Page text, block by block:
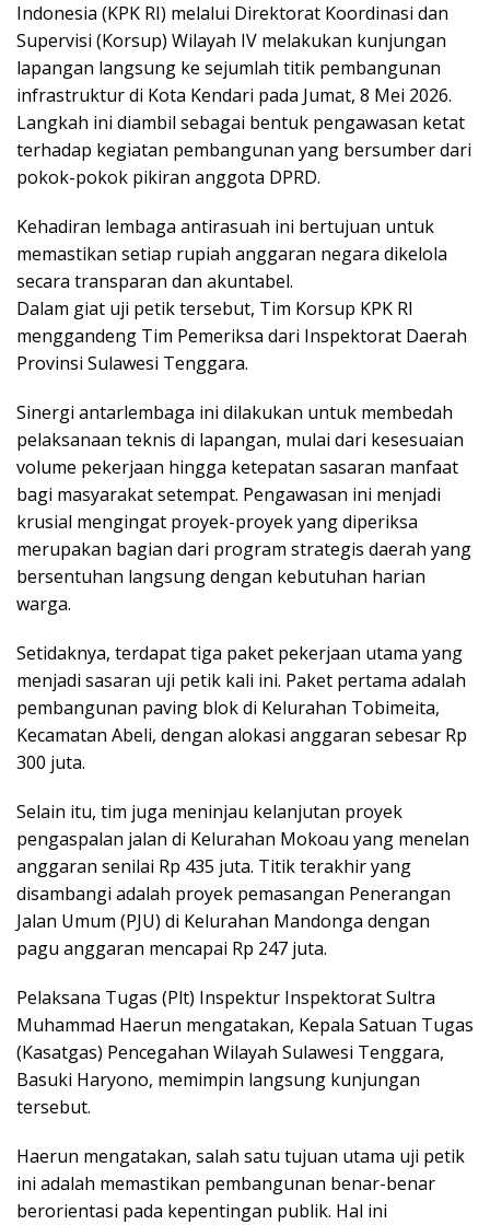
Indonesia (KPK RI) melalui Direktorat Koordinasi dan
Supervisi (Korsup) Wilayah IV melakukan kunjungan
lapangan langsung ke sejumlah titik pembangunan
infrastruktur di Kota Kendari pada Jumat, 8 Mei 2026.
Langkah ini diambil sebagai bentuk pengawasan ketat
terhadap kegiatan pembangunan yang bersumber dari
pokok-pokok pikiran anggota DPRD.
Kehadiran lembaga antirasuah ini bertujuan untuk
memastikan setiap rupiah anggaran negara dikelola
secara transparan dan akuntabel.
​Dalam giat uji petik tersebut, Tim Korsup KPK RI
menggandeng Tim Pemeriksa dari Inspektorat Daerah
Provinsi Sulawesi Tenggara.
Sinergi antarlembaga ini dilakukan untuk membedah
pelaksanaan teknis di lapangan, mulai dari kesesuaian
volume pekerjaan hingga ketepatan sasaran manfaat
bagi masyarakat setempat. Pengawasan ini menjadi
krusial mengingat proyek-proyek yang diperiksa
merupakan bagian dari program strategis daerah yang
bersentuhan langsung dengan kebutuhan harian
warga.
​Setidaknya, terdapat tiga paket pekerjaan utama yang
menjadi sasaran uji petik kali ini. Paket pertama adalah
pembangunan paving blok di Kelurahan Tobimeita,
Kecamatan Abeli, dengan alokasi anggaran sebesar Rp
300 juta.
Selain itu, tim juga meninjau kelanjutan proyek
pengaspalan jalan di Kelurahan Mokoau yang menelan
anggaran senilai Rp 435 juta. Titik terakhir yang
disambangi adalah proyek pemasangan Penerangan
Jalan Umum (PJU) di Kelurahan Mandonga dengan
pagu anggaran mencapai Rp 247 juta.
Pelaksana Tugas (Plt) Inspektur Inspektorat Sultra
Muhammad Haerun mengatakan, ​Kepala Satuan Tugas
(Kasatgas) Pencegahan Wilayah Sulawesi Tenggara,
Basuki Haryono, memimpin langsung kunjungan
tersebut.
Haerun mengatakan, salah satu tujuan utama uji petik
ini adalah memastikan pembangunan benar-benar
berorientasi pada kepentingan publik. Hal ini